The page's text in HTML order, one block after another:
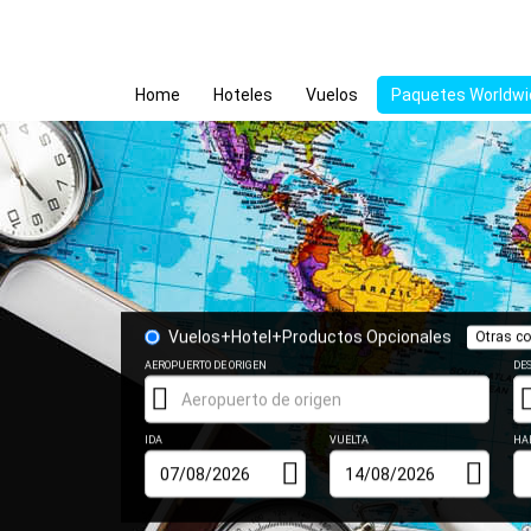
Home Hoteles Vuelos Paquetes
Vuelos+Hotel+Productos Opcionales Otras
AEROPUERTO DE ORIGEN
IDA VUELTA